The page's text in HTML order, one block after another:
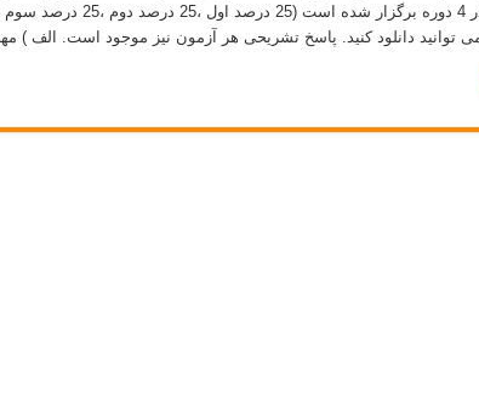
می توانید دانلود کنید. پاسخ تشریحی هر آزمون نیز موجود است. الف )